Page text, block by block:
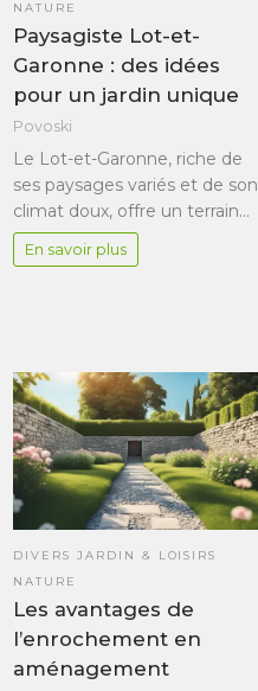
NATURE
Paysagiste Lot-et-
Garonne : des idées
pour un jardin unique
Povoski
Le Lot-et-Garonne, riche de
ses paysages variés et de son
climat doux, offre un terrain…
En savoir plus
DIVERS JARDIN & LOISIRS
NATURE
Les avantages de
l’enrochement en
aménagement